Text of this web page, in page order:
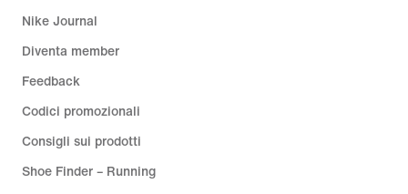
Nike Journal
Diventa member
Feedback
Codici promozionali
Consigli sui prodotti
Shoe Finder – Running